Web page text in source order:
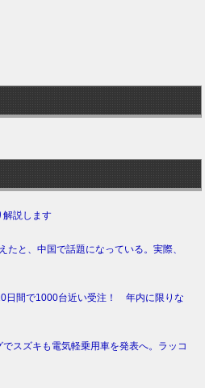
解説します
たと、中国で話題になっている。実際、
日間で1000台近い受注！ 年内に限りな
スズキも電気軽乗用車を発表へ。ラッコ